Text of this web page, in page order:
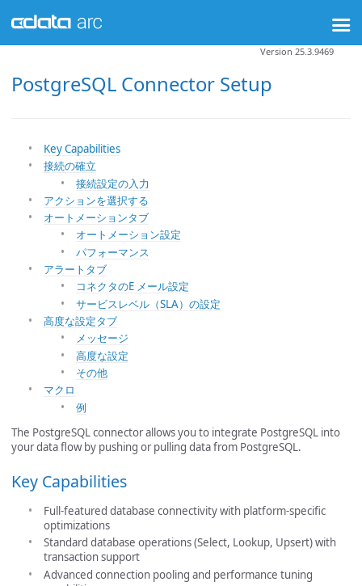
PostgreSQL Connector Setup
Version 25.3.9469
Key Capabilities
接続の確立
接続設定の入力
アクションを選択する
オートメーションタブ
オートメーション設定
パフォーマンス
アラートタブ
コネクタのE メール設定
サービスレベル（SLA）の設定
高度な設定タブ
メッセージ
高度な設定
その他
マクロ
例
The PostgreSQL connector allows you to integrate PostgreSQL into
your data flow by pushing or pulling data from PostgreSQL.
Key Capabilities
Full-featured database connectivity with platform-specific
optimizations
Standard database operations (Select, Lookup, Upsert) with
transaction support
Advanced connection pooling and performance tuning